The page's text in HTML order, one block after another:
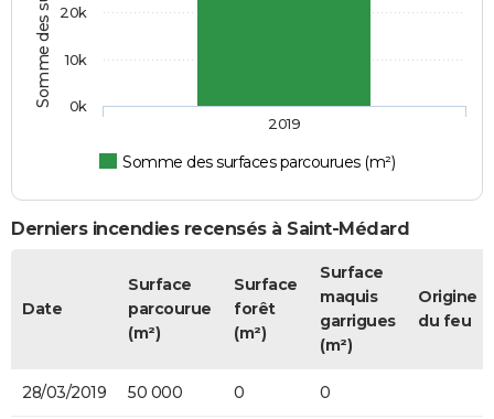
Somme des surfaces parcourues (m²)
2019
0k
10k
20k
Derniers incendies recensés à Saint-Médard
Date
Surface
parcourue
(m²)
Surface
forêt
(m²)
Surface
maquis
garrigues
(m²)
Origine
du feu
28/03/2019 50 000 0 0